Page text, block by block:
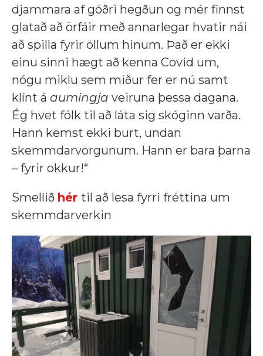
djammara af góðri hegðun og mér finnst
glatað að örfáir með annarlegar hvatir nái
að spilla fyrir öllum hinum. Það er ekki
einu sinni hægt að kenna Covid um,
nógu miklu sem miður fer er nú samt
klínt á aumingja veiruna þessa dagana.
Ég hvet fólk til að láta sig skóginn varða.
Hann kemst ekki burt, undan
skemmdarvörgunum. Hann er bara þarna
– fyrir okkur!“
Smellið hér til að lesa fyrri fréttina um
skemmdarverkin